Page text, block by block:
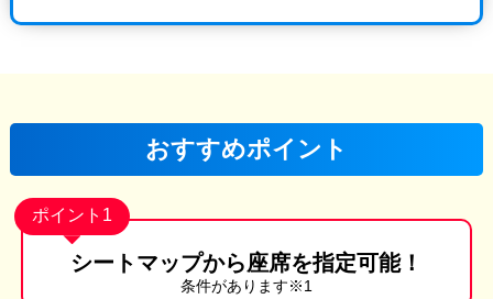
おすすめポイント
ポイント1
シートマップから座席を指定可能！
条件があります※1